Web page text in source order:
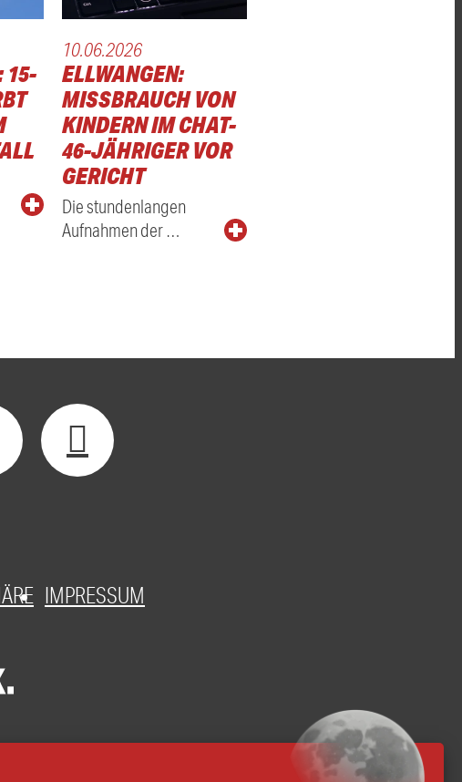
15-
10.06.2026
ELLWANGEN:
MISSBRAUCH VON
KINDERN IM CHAT-
46-JÄHRIGER VOR
GERICHT
Die stundenlangen
Aufnahmen der …
IMPRESSUM